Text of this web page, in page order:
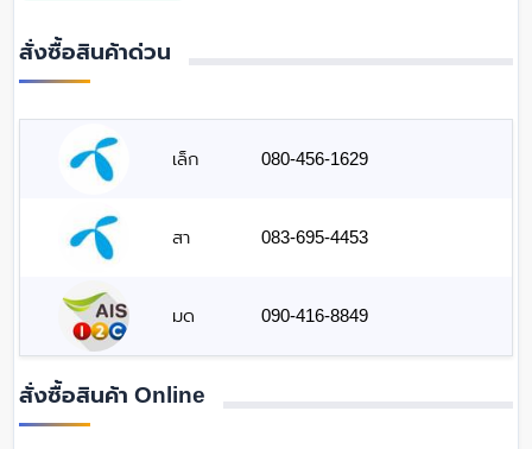
สั่งซื้อสินค้าด่วน
เล็ก 080-456-1629
สา 083-695-4453
มด 090-416-8849
สั่งซื้อสินค้า Online